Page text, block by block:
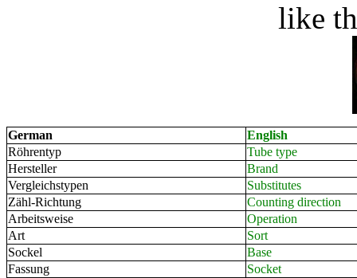
like
German
English
Röhrentyp
Tube type
Hersteller
Brand
Vergleichstypen
Substitutes
Zähl-Richtung
Counting direction
Arbeitsweise
Operation
Art
Sort
Sockel
Base
Fassung
Socket